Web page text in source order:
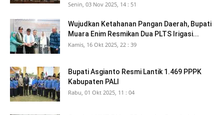
Senin, 03 Nov 2025, 14 : 51
Wujudkan Ketahanan Pangan Daerah, Bupati
Muara Enim Resmikan Dua PLTS Irigasi...
Kamis, 16 Okt 2025, 22 : 39
Bupati Asgianto Resmi Lantik 1.469 PPPK
Kabupaten PALI
Rabu, 01 Okt 2025, 11 : 04